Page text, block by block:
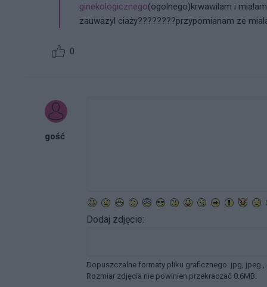
ginekologicznego(ogolnego)krwawilam i
zauwazyl ciaży????????przypomianam ze
0
gość
Dodaj zdjęcie:
Dopuszczalne formaty pliku graficznego: jpg, jpeg ,
Rozmiar zdjęcia nie powinien przekraczać 0.6MB.